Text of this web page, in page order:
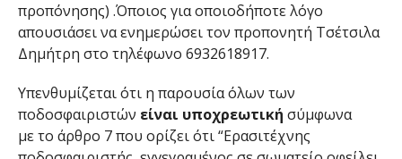
προπόνησης) .Όποιος για οποιοδήποτε λόγο
απουσιάσει να ενημερώσει τον προπονητή Τσέτσιλα
Δημήτρη στο τηλέφωνο 6932618917.
Υπενθυμίζεται ότι η παρουσία όλων των
ποδοσφαιριστών είναι υποχρεωτική σύμφωνα
με το άρθρο 7 που ορίζει ότι “Ερασιτέχνης